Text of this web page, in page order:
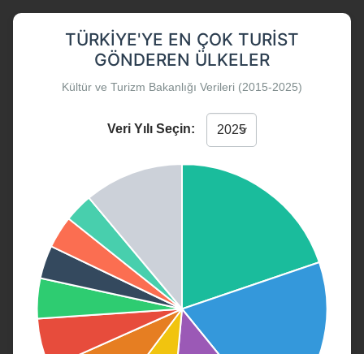
TÜRKIYE'YE EN ÇOK TURIST
GÖNDEREN ÜLKELER
Kültür ve Turizm Bakanlığı Verileri (2015-2025)
Veri Yılı Seçin: